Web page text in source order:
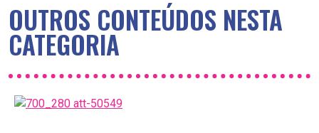
OUTROS CONTEÚDOS NESTA
CATEGORIA